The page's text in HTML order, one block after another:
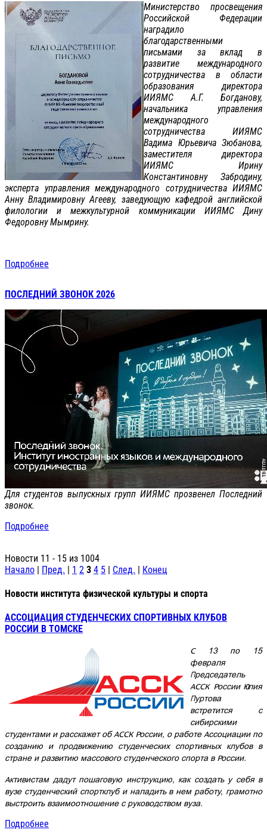
Министерство просвещения
Российской Федерации
наградило
благодарственными
письмами за вклад в
развитие международного
сотрудничества в области
образования директора
ИИЯМС А.Г. Богданову,
начальника управления
международного
сотрудничества ИИЯМС
Вадима Юрьевича Зюбанова,
заместителя директора
ИИЯМС Ирину
Константиновну Забродину,
эксперта управления международного сотрудничества ИИЯМС
Анну Владимировну Агееву, заведующую кафедрой английской
филологии и межкультурной коммуникации ИИЯМС Дину
Федоровну Мымрину.
Подробнее
ПОСЛЕДНИЙ ЗВОНОК 2026
Для студентов выпускных групп ИИЯМС прозвенел Последний
звонок.
Подробнее
Новости 11 - 15 из 1004
Начало | Пред. | 1 2 3 4 5 | След. | Конец
Новости института физической культуры и спорта
АССОЦИАЦИЯ СТУДЕНЧЕСКИХ СПОРТИВНЫХ КЛУБОВ
РОССИИ В ТОМСКЕ
С 13 по 15
февраля
Председатель
АССК России Юлия
Пуртова
встретится с
сибирскими
студентами и расскажет об АССК России, о работе Ассоциации по
созданию и продвижению студенческих спортивных клубов в
стране и развитию массового студенческого спорта в России.
Активистам дадут пошаговую инструкцию, как создать у себя в
вузе студенческий спортклуб и наладить в нем работу, грамотно
выстроить взаимоотношение с руководством вуза.
Подробнее